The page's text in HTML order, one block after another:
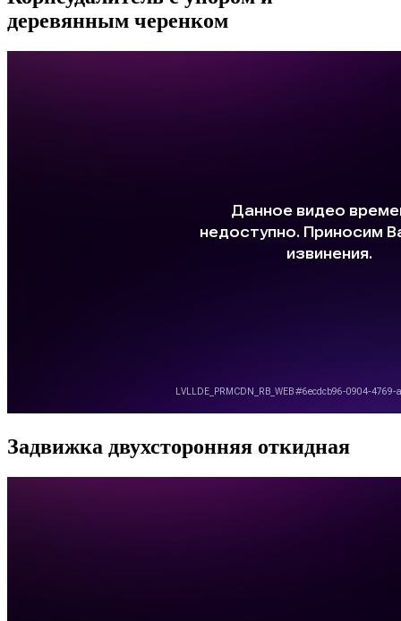
деревянным черенком
Задвижка двухсторонняя откидная